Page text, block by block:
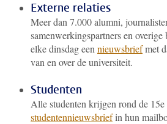
Externe relaties
Meer dan 7.000 alumni,
samenwerkingspartners en
elke dinsdag een nieuwsbriefmet
van en over de universiteit.
Studenten
Alle studenten krijgen rond de 15e
studentennieuwsbriefin hun